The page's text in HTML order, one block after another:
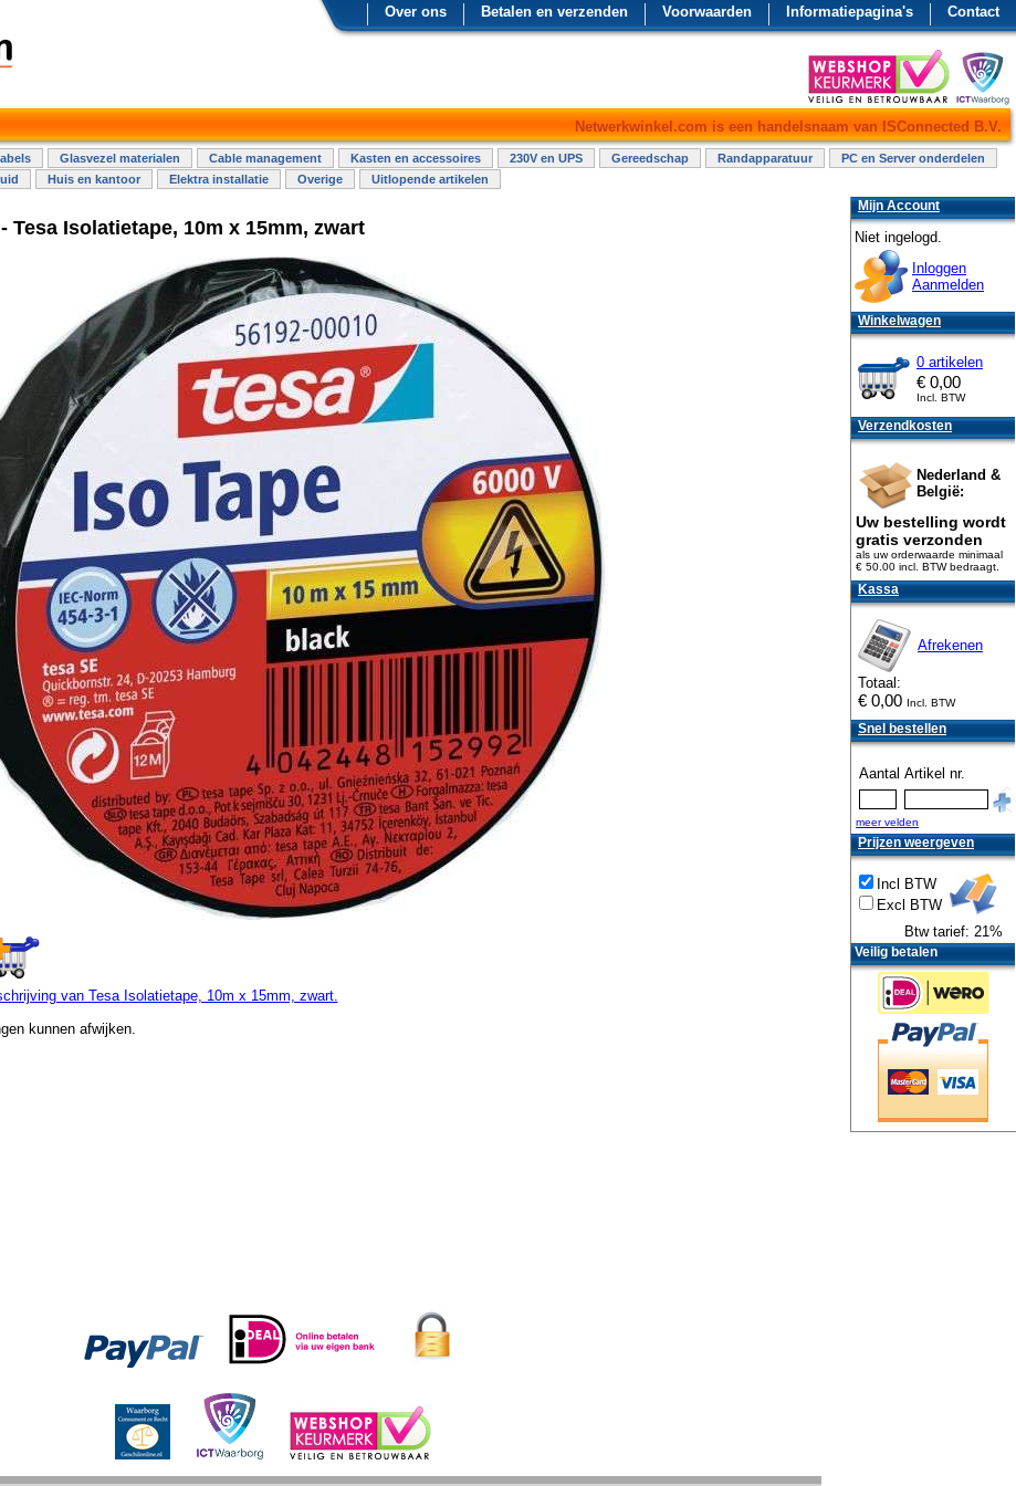
Contact
Informatiepagina's
Voorwaarden
Betalen en verzenden
Over ons
Netwerkwinkel.com is een handelsnaam van ISConnected B.V.
Glasvezel materialen Cable management Kasten en accessoires 230V en UPS Gereedschap Randapparatuur
PC en Server onderdelen
Huis en kantoor Elektra installatie Overige Uitlopende artikelen
- Tesa Isolatietape, 10m x 15mm, zwart
van Tesa Isolatietape, 10m x 15mm, zwart.
kunnen afwijken.
Mijn Account
Niet ingelogd.
Inloggen
Aanmelden
Winkelwagen
0 artikelen
€ 0,00
Incl. BTW
Verzendkosten
Nederland &
België:
Uw bestelling wordt
gratis verzonden
als uw orderwaarde minimaal
€ 50.00 incl. BTWbedraagt.
Kassa
Afrekenen
Totaal:
€ 0,00 Incl. BTW
Snel bestellen
Aantal Artikel nr.
meer velden
Prijzen weergeven
Incl BTW
Excl BTW
Btw tarief: 21%
Veilig betalen